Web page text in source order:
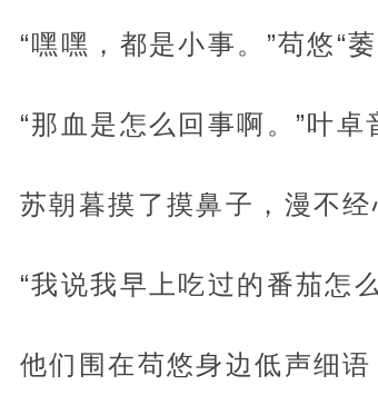
“嘿嘿，都是小事。”苟悠“萎
“那血是怎么回事啊。”叶卓
苏朝暮摸了摸鼻子，漫不经
“我说我早上吃过的番茄怎
他们围在苟悠身边低声细